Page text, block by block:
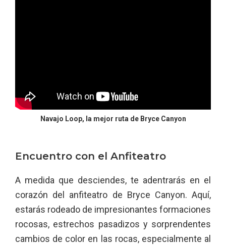
Navajo Loop, la mejor ruta de Bryce Canyon
Encuentro con el Anfiteatro
A medida que desciendes, te adentrarás en el
corazón del anfiteatro de Bryce Canyon. Aquí,
estarás rodeado de impresionantes formaciones
rocosas, estrechos pasadizos y sorprendentes
cambios de color en las rocas, especialmente al